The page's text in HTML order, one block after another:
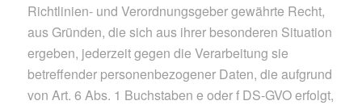
Richtlinien- und Verordnungsgeber gewährte Recht,
aus Gründen, die sich aus ihrer besonderen Situation
ergeben, jederzeit gegen die Verarbeitung sie
betreffender personenbezogener Daten, die aufgrund
von Art. 6 Abs. 1 Buchstaben e oder f DS-GVO erfolgt,